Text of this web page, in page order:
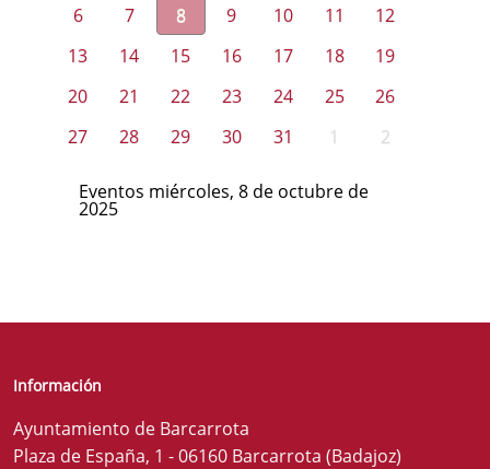
6
7 8 9 10 11
12
13
14 15 16 17 18
19
20
21 22 23 24 25
26
27
28 29 30 31 1 2
Eventos miércoles, 8 de octubre de
2025
Información
Ayuntamiento de Barcarrota
Plaza de España, 1 - 06160 Barcarrota (Badajoz)